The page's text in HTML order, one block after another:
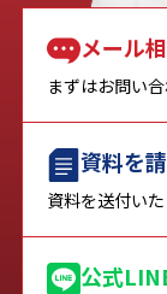
メール
まずはお問い
資料を
資料を送付いた
公式